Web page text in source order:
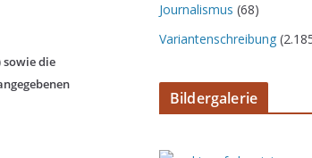
sowie die
Journalismus (68)
Variantenschreibung
Bildergalerie